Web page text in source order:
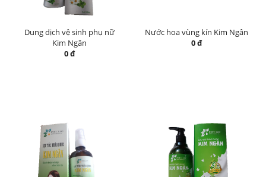
Dung dịch vệ sinh phụ nữ
Kim Ngân
0 đ
Nước hoa vùng kín Kim Ngân
0 đ